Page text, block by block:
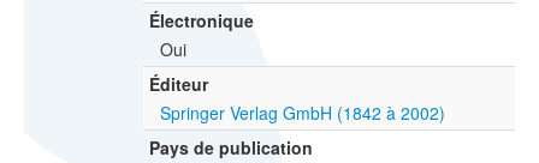
Électronique
Oui
Éditeur
Springer Verlag GmbH (1842 à 2002)
Pays de publication